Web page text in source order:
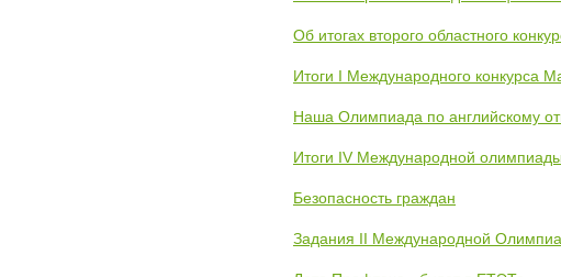
Об итогах второго областного
Итоги I Международного конкурса
Наша Олимпиада по английскому
Итоги IV Международной
Безопасность граждан
Задания II Международной